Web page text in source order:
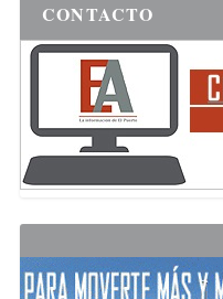
CONTACTO